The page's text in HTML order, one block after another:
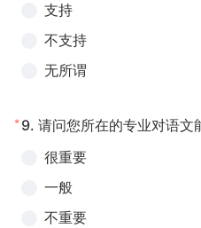
支持
不支持
无所谓
* 9. 请问您所在的专业对语文
很重要
一般
不重要